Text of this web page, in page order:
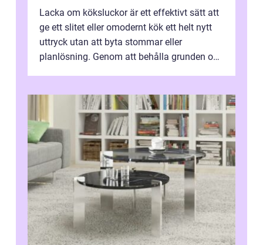
Lacka om köksluckor är ett effektivt sätt att
ge ett slitet eller omodernt kök ett helt nytt
uttryck utan att byta stommar eller
planlösning. Genom att behålla grunden och